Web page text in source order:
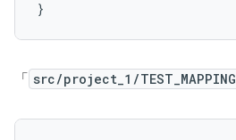
「 src/project_1/TEST_MAPPING